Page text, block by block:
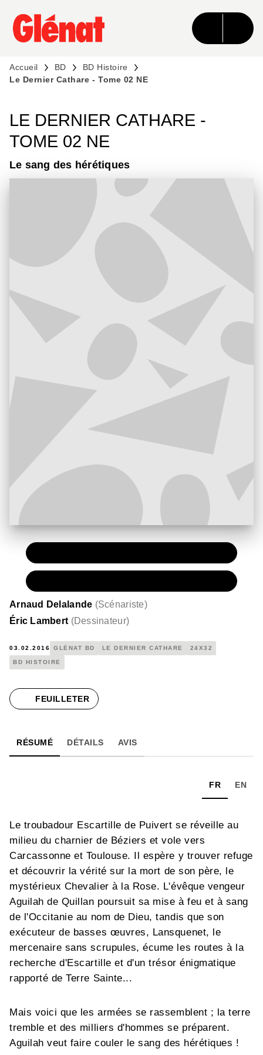
MENU RECHERCHE CONTENU
PIED DE PAGE
Accueil BD
BD Histoire
Le Dernier Cathare - Tome 02 NE
LE DERNIER CATHARE -
TOME 02 NE
Le sang des hérétiques
Arnaud Delalande (Scénariste)
Éric Lambert (Dessinateur)
03.02.2016 GLÉNAT BD LE DERNIER CATHARE 24X32
BD HISTOIRE
FEUILLETER
RÉSUMÉ DÉTAILS AVIS
FR EN
Le troubadour Escartille de Puivert se réveille au
milieu du charnier de Béziers et vole vers
Carcassonne et Toulouse. Il espère y trouver refuge
et découvrir la vérité sur la mort de son père, le
mystérieux Chevalier à la Rose. L'évêque vengeur
Aguilah de Quillan poursuit sa mise à feu et à sang
de l'Occitanie au nom de Dieu, tandis que son
exécuteur de basses œuvres, Lansquenet, le
mercenaire sans scrupules, écume les routes à la
recherche d'Escartille et d'un trésor énigmatique
rapporté de Terre Sainte...
Mais voici que les armées se rassemblent ; la terre
tremble et des milliers d'hommes se préparent.
Aguilah veut faire couler le sang des hérétiques !